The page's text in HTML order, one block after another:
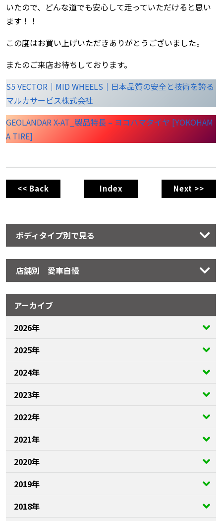
いたので、どんな道でも安心して走っていただけると思い
ます！！
この度はお買い上げいただきありがとうございました。
またのご来店お待ちしております。
S5 VECTOR｜MID WHEELS｜日本品質の安全と技術を誇る
マルカサービス株式会社
GEOLANDAR X-AT_製品特長 – ヨコハマタイヤ [YOKOHAM
A TIRE]
<< Back Index Next >>
ボディタイプ別で見る
店舗別 愛車自慢
アーカイブ
2026年
2025年
2024年
2023年
2022年
2021年
2020年
2019年
2018年